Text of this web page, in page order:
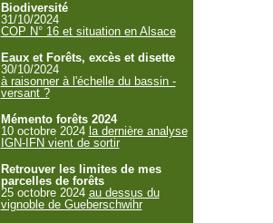
Biodiversité
31/10/2024
COP N° 16 et situation en Alsace
Eaux et Forêts, excès et disette
30/10/2024
à raisonner à l'échelle du bassin -
versant ?
Mémento forêts 2024
10 octobre 2024 la dernière analyse
IGN-IFN vient de sortir
Retrouver les limites de mes
parcelles de forêts
25 octobre 2024 au dessus du
vignoble de Gueberschwihr